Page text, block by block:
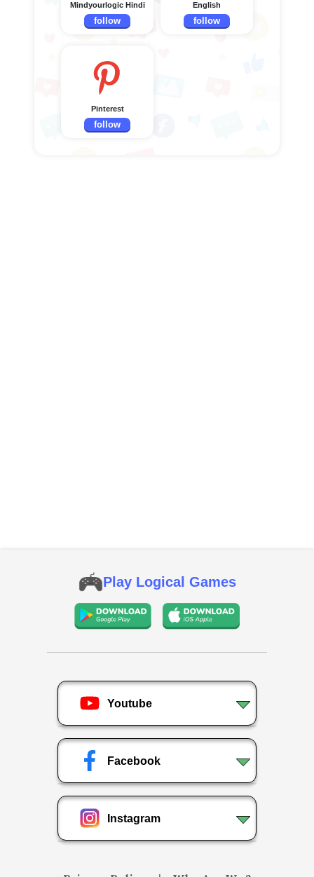
Mindyourlogic Hindi
follow
English
follow
Pinterest
follow
Play Logical Games
Youtube
Facebook
Instagram